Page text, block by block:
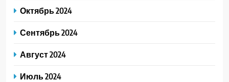
Октябрь 2024
Сентябрь 2024
Август 2024
Июль 2024